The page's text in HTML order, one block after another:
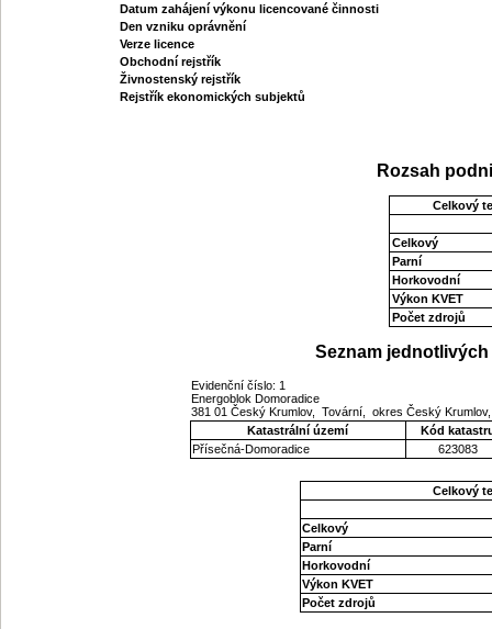
Datum zahájení výkonu licencované činnosti
Den vzniku oprávnění
Verze licence
Obchodní rejstřík
Živnostenský rejstřík
Rejstřík ekonomických subjektů
Rozsah
Celkový
Celkový
Parní
Horkovodní
Výkon KVET
Počet zdrojů
Seznam
Evidenční číslo: 1
Energoblok Domoradice
381 01 Český Krumlov, Tovární, okres Český
Katastrální území
Kód
Přísečná-Domoradice
623083
Celkový
Celkový
Parní
Horkovodní
Výkon KVET
Počet zdrojů